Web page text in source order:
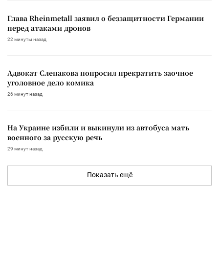
Глава Rheinmetall заявил о беззащитности Германии
перед атаками дронов
22 минуты назад
Адвокат Слепакова попросил прекратить заочное
уголовное дело комика
26 минут назад
На Украине избили и выкинули из автобуса мать
военного за русскую речь
29 минут назад
Показать ещё